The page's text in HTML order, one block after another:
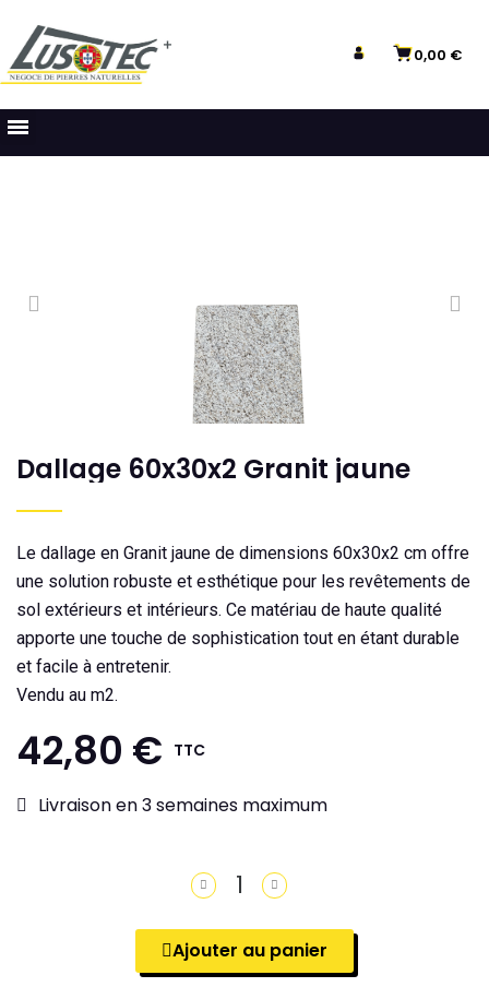
0,00 €
Dallage 60x30x2 Granit jaune
Le dallage en Granit jaune de dimensions 60x30x2 cm offre
une solution robuste et esthétique pour les revêtements de
sol extérieurs et intérieurs. Ce matériau de haute qualité
apporte une touche de sophistication tout en étant durable
et facile à entretenir.
Vendu au m2.
42,80 € TTC
Livraison en 3 semaines maximum
Ajouter au panier